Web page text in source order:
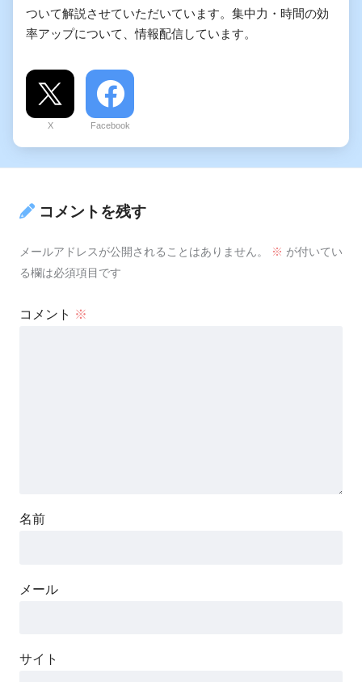
ついて解説させていただいています。集中力・時間の効
率アップについて、情報配信しています。
X Facebook
コメントを残す
メールアドレスが公開されることはありません。 ※ が付いてい
る欄は必須項目です
コメント ※
名前
メール
サイト